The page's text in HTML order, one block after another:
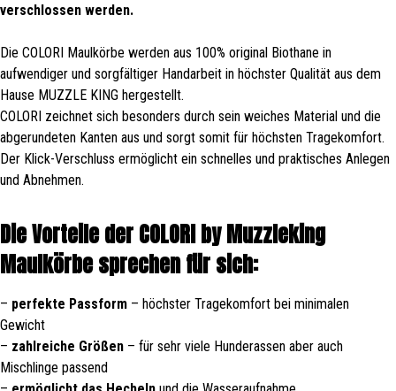
verschlossen werden.
Die COLORI Maulkörbe werden aus 100% original Biothane in
aufwendiger und sorgfältiger Handarbeit in höchster Qualität aus dem
Hause MUZZLE KING hergestellt.
COLORI zeichnet sich besonders durch sein weiches Material und die
abgerundeten Kanten aus und sorgt somit für höchsten Tragekomfort.
Der Klick-Verschluss ermöglicht ein schnelles und praktisches Anlegen
und Abnehmen.
Die Vorteile der COLORI by Muzzleking
Maulkörbe sprechen für sich:
– perfekte Passform – höchster Tragekomfort bei minimalen
Gewicht
– zahlreiche Größen – für sehr viele Hunderassen aber auch
Mischlinge passend